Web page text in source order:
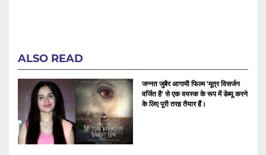
ALSO READ
जन्नत जुबैर आगामी फिल्म 'मूत्र विसर्जन
वर्जित है' से एक वयस्क के रूप में डेब्यू करने
के लिए पूरी तरह तैयार हैं।